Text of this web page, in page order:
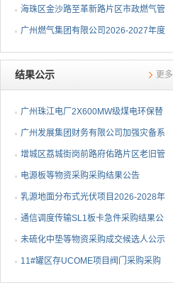
EPC总承包招标公告
海珠区金沙路至革新路片区市政燃气管
网更新工程招标公告
广州燃气集团有限公司2026-2027年度
燃气用埋地聚乙烯（PE1...
结果公示 更多
广州珠江电厂2X600MW级煤电环保替
代项目建设施工安全咨询...
广州发展集团财务有限公司加强灾备系
统建设项目采购结果公告
增城区荔城街岗前路府佑路片区老旧管
网改造燃气管道工程采...
电源板等物资采购采购结果公告
乳源地面分布式光伏项目2026-2028年
度光伏区除草及农业种...
通信调度传输SL1板卡急件采购结果公
告
未硫化中垫等物资采购成交候选人公示
11#罐区存UCOME项目阀门采购采购
结果公告